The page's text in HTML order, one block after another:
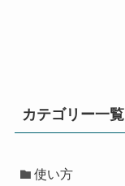
カテゴリー一覧
使い方